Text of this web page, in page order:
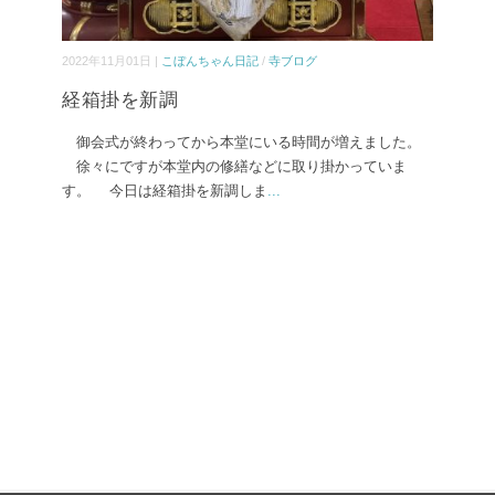
2022年11月01日 | こぼんちゃん日記 / 寺ブログ
経箱掛を新調
御会式が終わってから本堂にいる時間が増えました。
徐々にですが本堂内の修繕などに取り掛かっていま
す。 今日は経箱掛を新調しま ...